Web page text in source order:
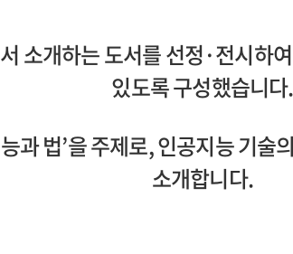
소개하는 도서를 선정·전시하
있도록 구성했습니다.
과 법’을 주제로, 인공지능 기
소개합니다.